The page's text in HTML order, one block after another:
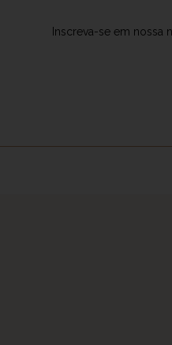
Inscreva-se em nossa